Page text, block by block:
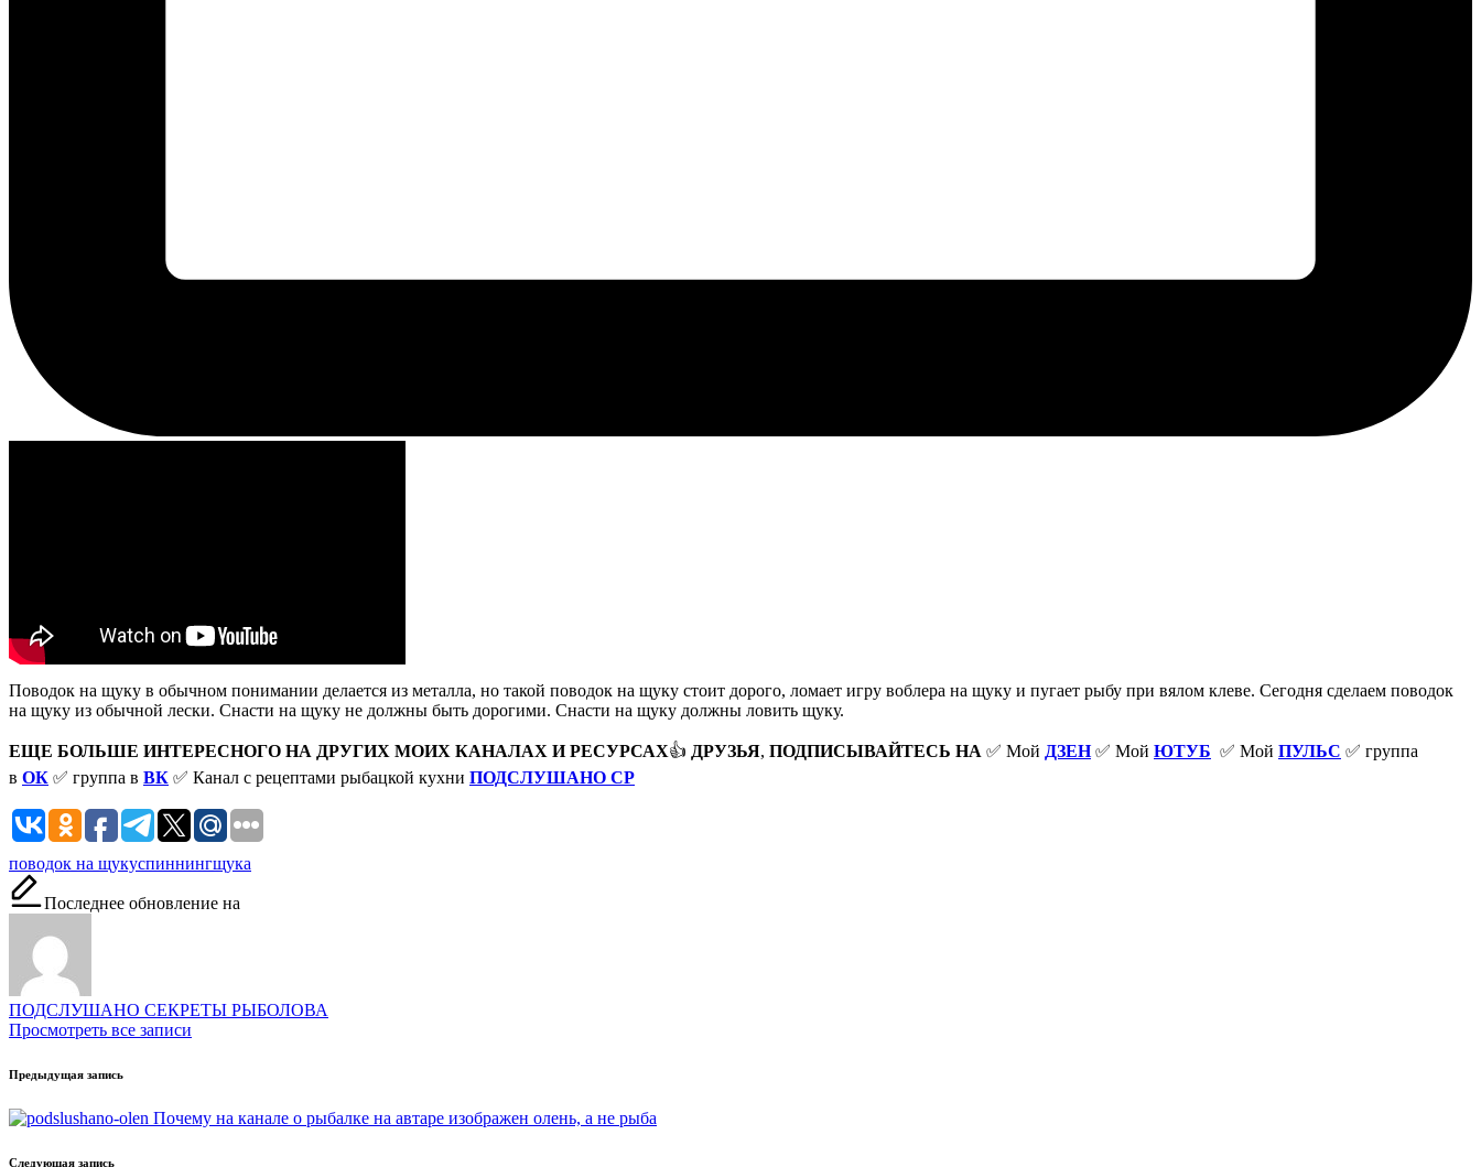
Поводок на щуку в обычном понимании делается из металла, но такой поводок на щуку стоит дорого, ломает игру воблера на щуку и пугает рыбу при вялом клеве. Сегодня сделаем поводок
на щуку из обычной лески. Снасти на щуку не должны быть дорогими. Снасти на щуку должны ловить щуку.
ЕЩЕ БОЛЬШЕ ИНТЕРЕСНОГО НА ДРУГИХ МОИХ КАНАЛАХ И РЕСУРСАХ👍 ДРУЗЬЯ, ПОДПИСЫВАЙТЕСЬ НА ✅ Мой ДЗЕН✅ Мой ЮТУБ ✅ Мой ПУЛЬС ✅ группа
в ОК ✅ группа в ВК ✅ Канал с рецептами рыбацкой кухни ПОДСЛУШАНО СР
Метки:
поводок на щукуспиннингщука
Последнее обновление на
ПОДСЛУШАНО СЕКРЕТЫ РЫБОЛОВА
Просмотреть все записи
Навигация
записи
Предыдущая запись
Почему на канале о рыбалке на автаре изображен олень, а не рыба
Следующая запись